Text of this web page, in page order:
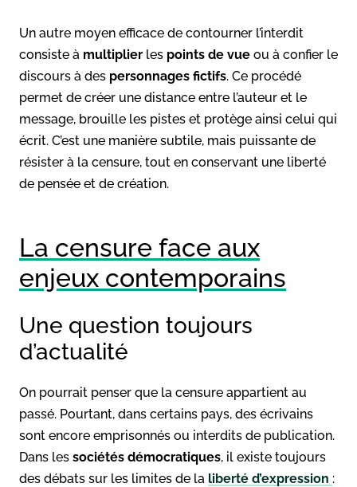
Un autre moyen efficace de contourner l’interdit
consiste à multiplier les points de vue ou à confier le
discours à des personnages fictifs. Ce procédé
permet de créer une distance entre l’auteur et le
message, brouille les pistes et protège ainsi celui qui
écrit. C’est une manière subtile, mais puissante de
résister à la censure, tout en conservant une liberté
de pensée et de création.
La censure face aux
enjeux contemporains
Une question toujours
d’actualité
On pourrait penser que la censure appartient au
passé. Pourtant, dans certains pays, des écrivains
sont encore emprisonnés ou interdits de publication.
Dans les sociétés démocratiques, il existe toujours
des débats sur les limites de la liberté d’expression :